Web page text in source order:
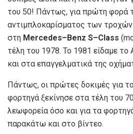
του 50! Πάντως, για πρώτη φορά
αντιμπλοκαρίσματος των τροχών
στη Mercedes–Benz S–Class
τέλη του 1978. Το 1981 είδαμε το
και στα επαγγελματικά της
Πάντως, οι πρώτες δοκιμές για
φορτηγά ξεκίνησε στα τέλη του
λεωφορεία όσο και για τα
παρακάτω και στο βίντεο.